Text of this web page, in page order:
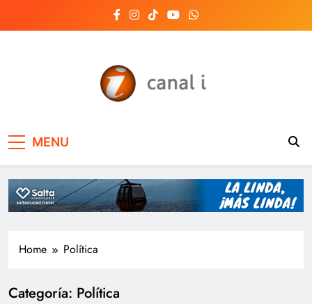
Salta, Argentina y el
mundo, las 24 horas
del día
MENU
Home Política
Categoría: Política